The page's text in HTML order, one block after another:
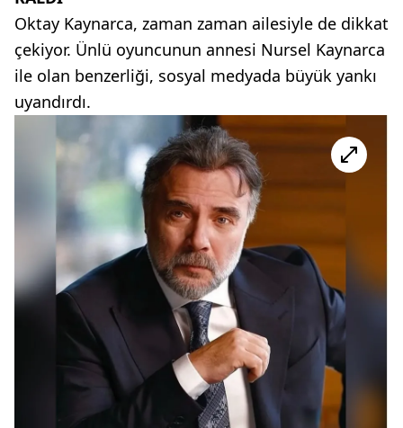
Oktay Kaynarca, zaman zaman ailesiyle de dikkat
çekiyor. Ünlü oyuncunun annesi Nursel Kaynarca
ile olan benzerliği, sosyal medyada büyük yankı
uyandırdı.